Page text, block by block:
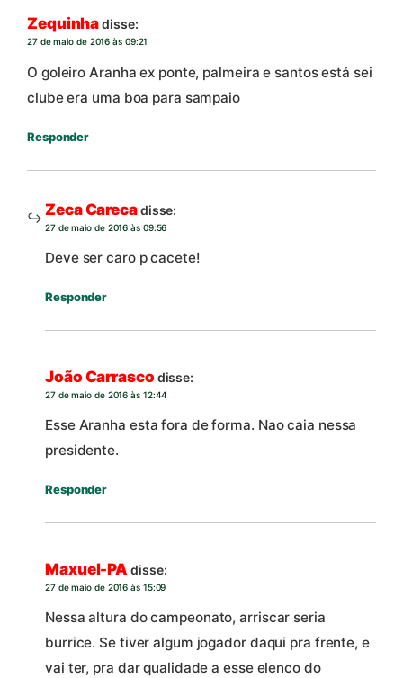
Zequinhadisse:
27 de maio de 2016 às 09:21
O goleiro Aranha ex ponte, palmeira e santos está sei
clube era uma boa para sampaio
Responder
Zeca Carecadisse:
27 de maio de 2016 às 09:56
Deve ser caro p cacete!
Responder
João Carrasco disse:
27 de maio de 2016 às 12:44
Esse Aranha esta fora de forma. Nao caia nessa
presidente.
Responder
Maxuel-PA disse:
27 de maio de 2016 às 15:09
Nessa altura do campeonato, arriscar seria
burrice. Se tiver algum jogador daqui pra frente, e
vai ter, pra dar qualidade a esse elenco do